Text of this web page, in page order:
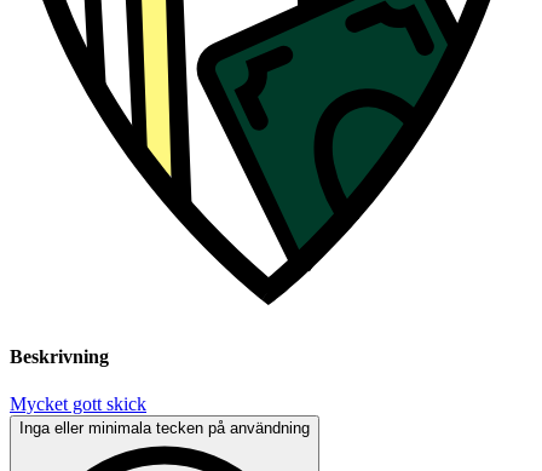
Beskrivning
Mycket gott skick
Inga eller minimala tecken på användning